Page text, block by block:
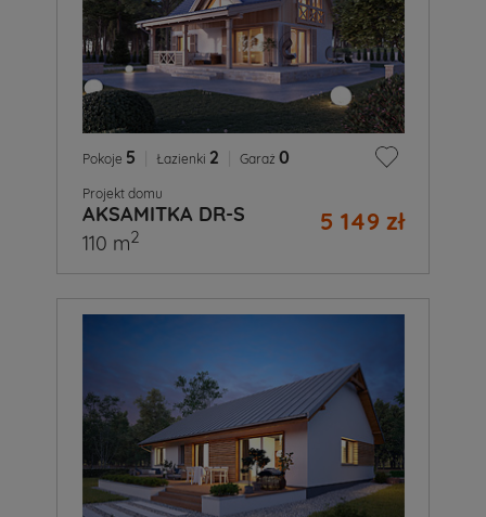
Pokoje 5 Łazienki 2 Garaż 0
Projekt domu
AKSAMITKA DR-S 5 149 zł
110 m2